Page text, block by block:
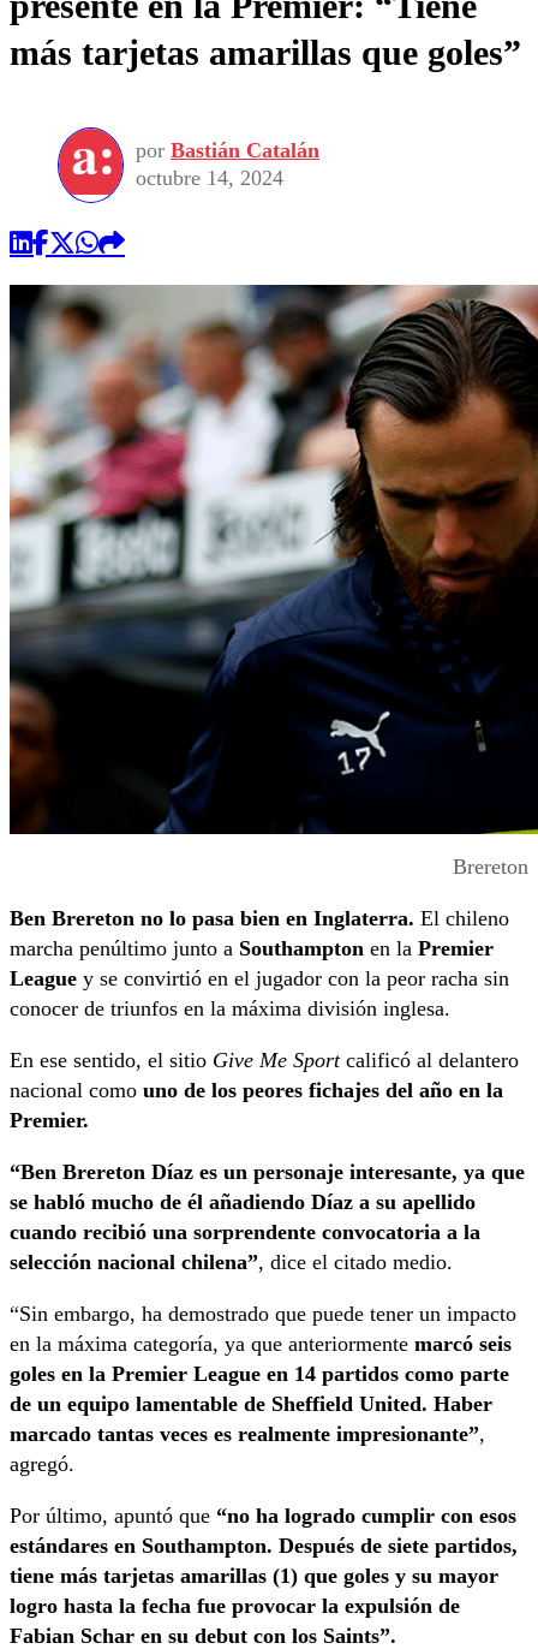
más tarjetas amarillas que goles”
por Bastián Catalán
octubre 14, 2024
Brereton
Ben Brereton no lo pasa bien en Inglaterra. El chileno
marcha penúltimo junto a Southampton en la Premier
League y se convirtió en el jugador con la peor racha sin
conocer de triunfos en la máxima división inglesa.
En ese sentido, el sitio Give Me Sportcalificó al delantero
nacional como uno de los peores fichajes del año en la
Premier.
“Ben Brereton Díaz es un personaje interesante, ya que
se habló mucho de él añadiendo Díaz a su apellido
cuando recibió una sorprendente convocatoria a la
selección nacional chilena”, dice el citado medio.
“Sin embargo, ha demostrado que puede tener un impacto
en la máxima categoría, ya que anteriormente marcó seis
goles en la Premier League en 14 partidos como parte
de un equipo lamentable de Sheffield United. Haber
marcado tantas veces es realmente impresionante”,
agregó.
Por último, apuntó que “no ha logrado cumplir con esos
estándares en Southampton. Después de siete partidos,
tiene más tarjetas amarillas (1) que goles y su mayor
logro hasta la fecha fue provocar la expulsión de
Fabian Schar en su debut con los Saints”.